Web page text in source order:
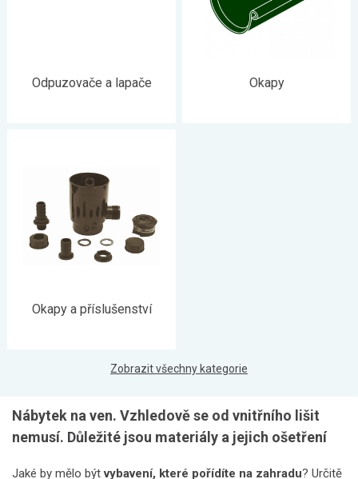
Odpuzovače a lapače Okapy
Okapy a příslušenství
Zobrazit všechny kategorie
Nábytek na ven. Vzhledově se od vnitřního lišit
nemusí. Důležité jsou materiály a jejich ošetření
Jaké by mělo býtvybavení, které pořídíte na zahradu? Určitě